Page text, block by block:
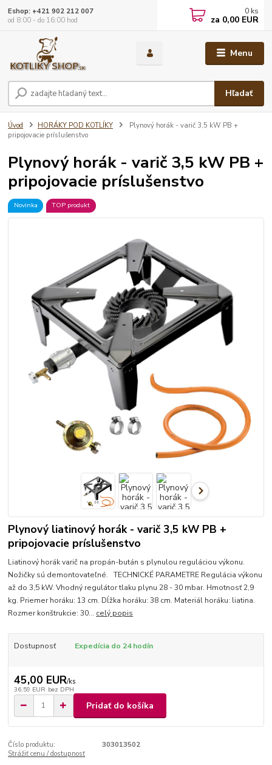
Menu
Hľadať
Eshop: +421 902 212 007
od 8:00 - do 16:00 hod
0 ks
za 0,00 EUR
Úvod HORÁKY POD KOTLÍKY
Plynový horák - varič 3,5 kW PB +
pripojovacie príslušenstvo
Plynový horák - varič 3,5 kW PB +
pripojovacie príslušenstvo
Novinka TOP produkt
Plynový liatinový horák - varič 3,5 kW PB +
pripojovacie príslušenstvo
Liatinový horák varič na propán-bután s plynulou reguláciou výkonu.
Nožičky sú demontovateľné. TECHNICKÉ PARAMETRE Regulácia výkonu
až do 3,5 kW. Vhodný regulátor tlaku plynu 28 - 30 mbar. Hmotnosť 2,9
kg. Priemer horáku: 13 cm. Dĺžka horáku: 38 cm. Materiál horáku: liatina.
Rozmer konštrukcie: 30... celý popis
Dostupnosť Expedícia do 24 hodín
45,00 EUR/ks
36,59 EUR bez DPH
Pridať do košíka
Číslo produktu:
303013502
Strážiť cenu / dostupnosť